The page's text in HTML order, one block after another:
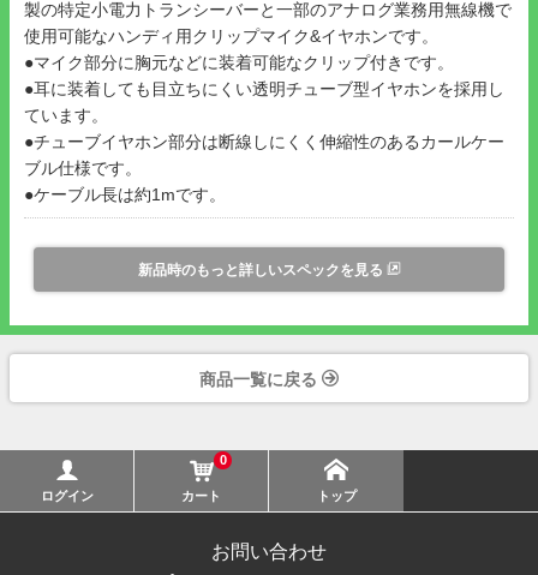
製の特定小電力トランシーバーと一部のアナログ業務用無線機で
使用可能なハンディ用クリップマイク&イヤホンです。
●マイク部分に胸元などに装着可能なクリップ付きです。
●耳に装着しても目立ちにくい透明チューブ型イヤホンを採用し
ています。
●チューブイヤホン部分は断線しにくく伸縮性のあるカールケー
ブル仕様です。
●ケーブル長は約1mです。
新品時のもっと詳しいスペックを見る
商品一覧に戻る
ログイン
0
カート トップ
お問い合わせ